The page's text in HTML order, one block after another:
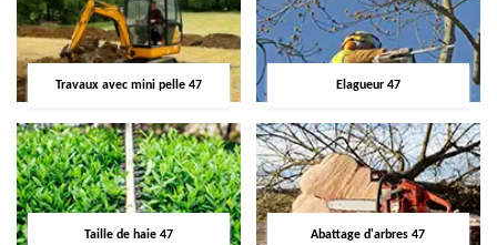
Travaux avec mini pelle 47 Elagueur 47
Taille de haie 47 Abattage d'arbres 47